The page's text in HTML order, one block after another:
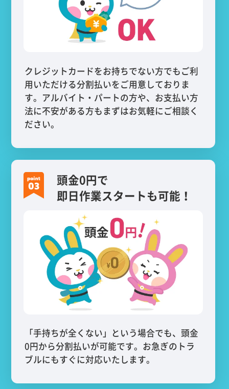
クレジットカードをお持ちでない方でもご利
用いただける分割払いをご用意しておりま
す。アルバイト・パートの方や、お支払い方
法に不安がある方もまずはお気軽にご相談く
ださい。
頭金0円で
即日作業スタートも可能！
「手持ちが全くない」という場合でも、頭金
0円から分割払いが可能です。お急ぎのトラ
ブルにもすぐに対応いたします。